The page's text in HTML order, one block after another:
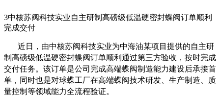
3中核苏阀科技实业自主研制高磅级低温硬密封蝶阀订单顺利
完成交付
近日，由中核苏阀科技实业为中海油某项目提供的自主研
制高磅级低温硬密封蝶阀订单顺利通过第三方验收，按时完成
交付任务。该订单是公司完成高端蝶阀制造能力建设后承接首
单，同时也是对球蝶工厂在高端蝶阀技术研发、生产制造、质
量控制等领域能力全流程验证。